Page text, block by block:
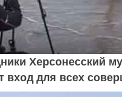
Херсонесский
вход для всех